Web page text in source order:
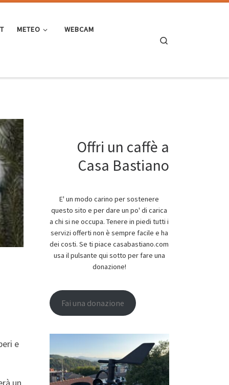
METEO WEBCAM
e
Offri un caffè a
Casa Bastiano
E' un modo carino per sostenere
questo sito e per dare un po' di carica
a chi si ne occupa. Tenere in piedi tutti i
servizi offerti non è sempre facile e ha
dei costi. Se ti piace casabastiano.com
usa il pulsante qui sotto per fare una
donazione!
Fai una donazione